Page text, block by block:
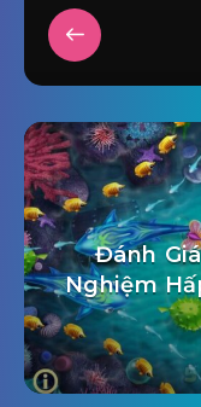
Đánh
Nghiệm